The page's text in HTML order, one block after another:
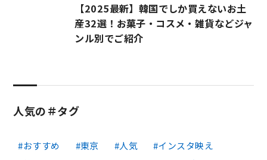
【2025最新】韓国でしか買えないお土
産32選！お菓子・コスメ・雑貨などジャ
ンル別でご紹介
人気の＃タグ
おすすめ 東京 人気
インスタ映え